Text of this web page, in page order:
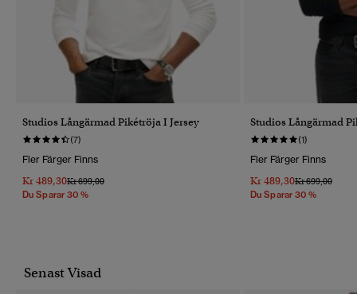
Studios Långärmad Pikétröja I Jersey
(7)
Fler Färger Finns
Kr 489,30Pris Reducerat Från
Kr 699,00Till
Du Sparar 30 %
Studios Långärmad
(1)
Fler Färger Finns
Kr 489,30Pris Reducerat
Kr 699,00Till
Du Sparar 30 %
Senast Visad